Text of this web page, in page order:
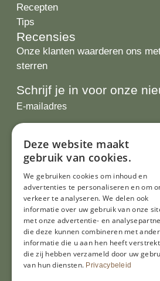
Recepten
Tips
Recensies
Onze klanten waarderen ons
sterren
Schrijf je in voor onze
E-
Al onze prijzen zijn
© Copyright 2026 Limburgs
Deze website maakt
gebruik van cookies.
We gebruiken cookies om inhoud en
advertenties te personaliseren en om
verkeer te analyseren. We delen ook
informatie over uw gebruik van onze
met onze advertentie- en
die deze kunnen combineren met
informatie die u aan hen heeft
die zij hebben verzameld door uw
van hun diensten. Privacybeleid